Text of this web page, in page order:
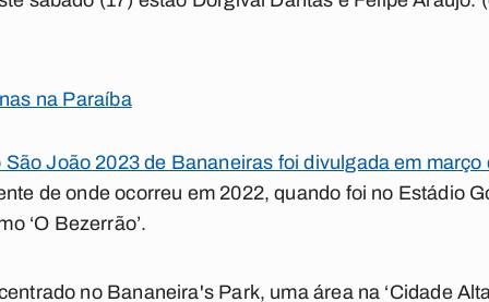
na Paraíba
João 2023 de Bananeiras foi divulgada em março
de onde ocorreu em 2022, quando foi no Estádio
‘O Bezerrão’.
no Bananeira's Park, uma área na ‘Cidade